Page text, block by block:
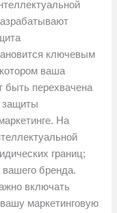
ключевым
ваша
быть перехвачена
защиты
На
границ;
вашего бренда.
включать
маркетинговую